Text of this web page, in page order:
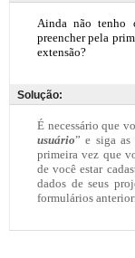
Solução: